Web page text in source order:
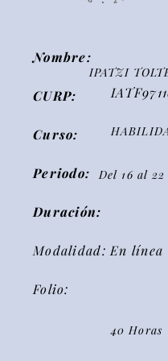
IPATZI
Nombre:
CURP:
Curso:
Periodo:
Duración:
Modalidad: En línea
Folio:
Del 16 al
40 Horas